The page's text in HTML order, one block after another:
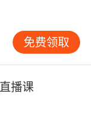
免费领取
播课